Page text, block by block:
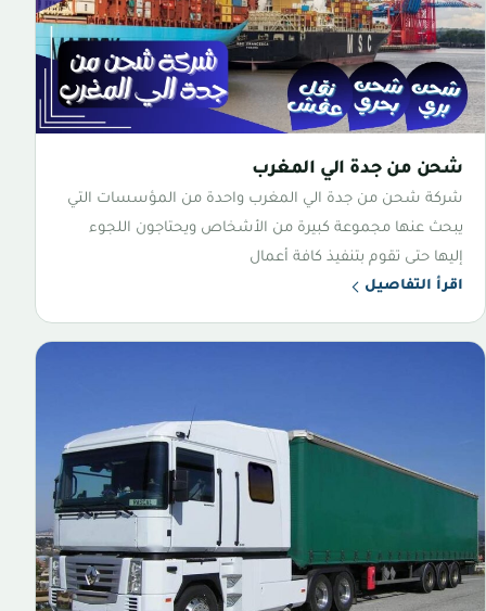
شحن من جدة الي المغرب
شركة شحن من جدة الي المغرب واحدة من المؤسسات التي
يبحث عنها مجموعة كبيرة من الأشخاص ويحتاجون اللجوء
إليها حتى تقوم بتنفيذ كافة أعمال
اقرأ التفاصيل